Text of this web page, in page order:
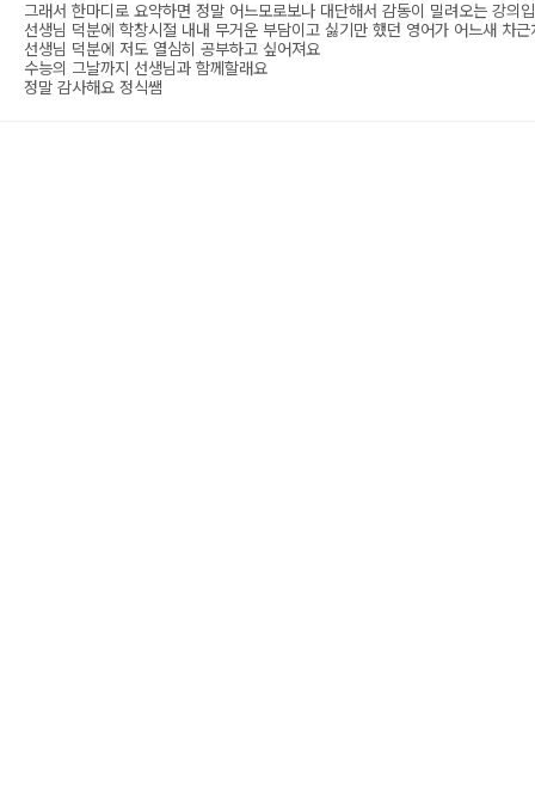
그래서 한마디로 요약하면 정말 어느모로보나 대단해서 감동이 밀려오는 강의
선생님 덕분에 학창시절 내내 무거운 부담이고 싫기만 했던 영어가 어느새 차
선생님 덕분에 저도 열심히 공부하고 싶어져요
수능의 그날까지 선생님과 함께할래요
정말 감사해요 정식쌤